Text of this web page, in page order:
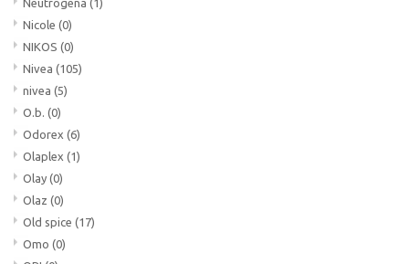
Nicole (0)
NIKOS (0)
Nivea (105)
nivea (5)
O.b. (0)
Odorex (6)
Olaplex (1)
Olay (0)
Olaz (0)
Old spice (17)
Omo (0)